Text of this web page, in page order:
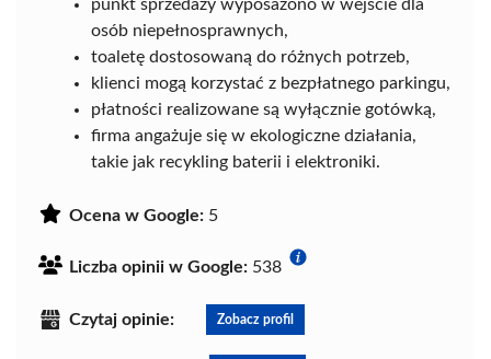
punkt sprzedaży wyposażono w wejście dla
osób niepełnosprawnych,
toaletę dostosowaną do różnych potrzeb,
klienci mogą korzystać z bezpłatnego parkingu,
płatności realizowane są wyłącznie gotówką,
firma angażuje się w ekologiczne działania,
takie jak recykling baterii i elektroniki.
Ocena w Google: 5
Liczba opinii w Google: 538
Czytaj opinie: Zobacz profil